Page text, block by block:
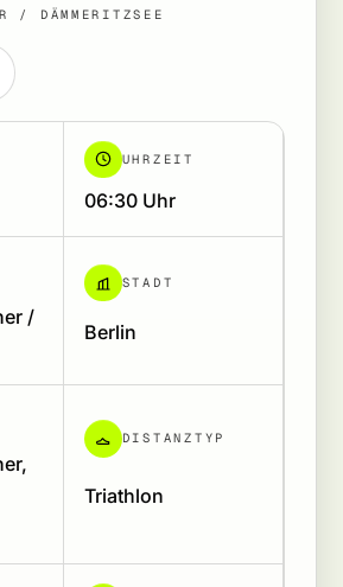
/ DÄMMERITZSEE
UHRZEIT
06:30 Uhr
/
STADT
Berlin
DISTANZTYP
Triathlon